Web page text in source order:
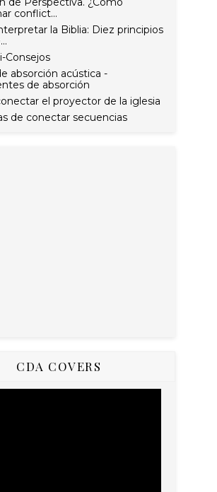
conflict...
la Biblia: Diez principios
Consejos
absorción acústica -
de absorción
el proyector de la iglesia
de conectar secuencias
CDA COVERS